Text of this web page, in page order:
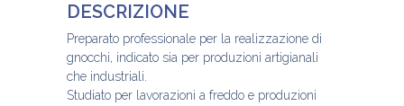
DESCRIZIONE
Preparato professionale per la realizzazione di
gnocchi, indicato sia per produzioni artigianali
che industriali.
Studiato per lavorazioni a freddo e produzioni